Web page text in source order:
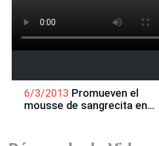
6/3/2013 Promueven el
mousse de sangrecita en